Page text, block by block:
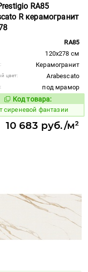
RA85
R керамогранит
RA85
120x278 см
Керамогранит
цвет: Arabescato
под мрамор
Код товара:
Код товара:
сиреневой фантазии
10 683 руб./м²